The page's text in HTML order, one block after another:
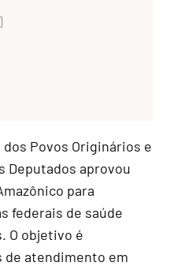
dos Povos Originários e
Deputados aprovou
para
federais de saúde
O objetivo é
de atendimento em